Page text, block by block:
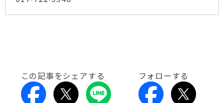
この記事をシェアする フォローする